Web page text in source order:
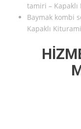
tamiri –
Baymak kombi
Kapaklı